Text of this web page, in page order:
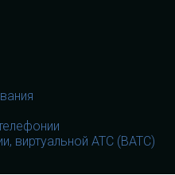
виртуальной АТС (ВАТС)